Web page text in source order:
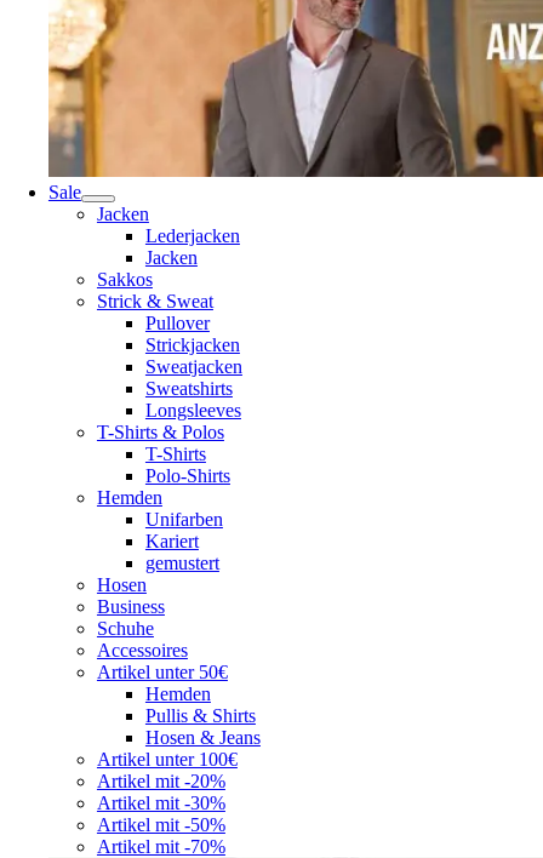
Sale
Jacken
Lederjacken
Jacken
Sakkos
Strick & Sweat
Pullover
Strickjacken
Sweatjacken
Sweatshirts
Longsleeves
T-Shirts & Polos
T-Shirts
Polo-Shirts
Hemden
Unifarben
Kariert
gemustert
Hosen
Business
Schuhe
Accessoires
Artikel unter 50€
Hemden
Pullis & Shirts
Hosen & Jeans
Artikel unter 100€
Artikel mit -20%
Artikel mit -30%
Artikel mit -50%
Artikel mit -70%